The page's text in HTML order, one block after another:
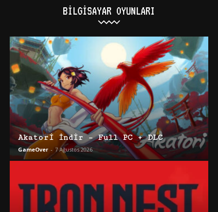
BILGISAYAR OYUNLARI
Akatori İndir – Full PC + DLC
GameOver - 7 Ağustos 2026